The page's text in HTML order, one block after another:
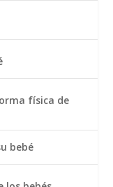
física de
bebé